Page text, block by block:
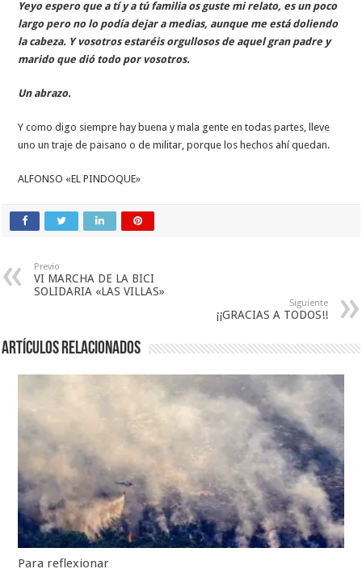
Yeyo espero que a tí y a tú familia os guste mi relato, es un poco
largo pero no lo podía dejar a medias, aunque me está doliendo
la cabeza. Y vosotros estaréis orgullosos de aquel gran padre y
marido que dió todo por vosotros.
Un abrazo.
Y como digo siempre hay buena y mala gente en todas partes, lleve
uno un traje de paisano o de militar, porque los hechos ahí quedan.
ALFONSO «EL PINDOQUE»
Previo
VI MARCHA DE LA BICI
SOLIDARIA «LAS VILLAS»
Siguiente
¡¡GRACIAS A TODOS!!
Artículos relacionados
Para reflexionar